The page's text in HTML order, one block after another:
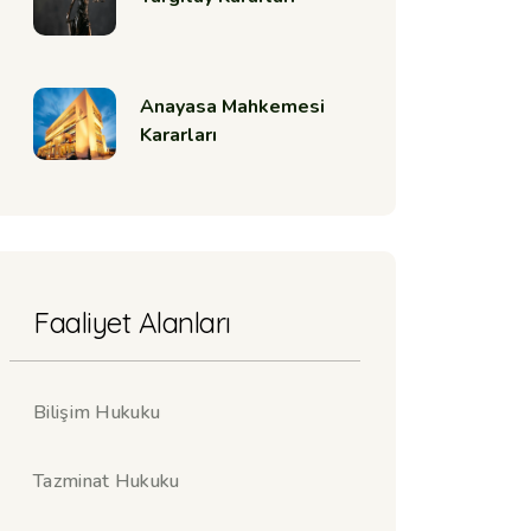
Anayasa Mahkemesi
Kararları
Faaliyet Alanları
Bilişim Hukuku
Tazminat Hukuku